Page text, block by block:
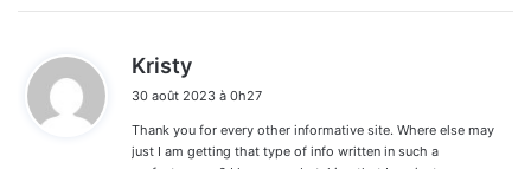
Kristy
t
:
30 août 2023 à 0h27
Thank you for every other informative site. Where else may
just I am getting that type of info written in such a